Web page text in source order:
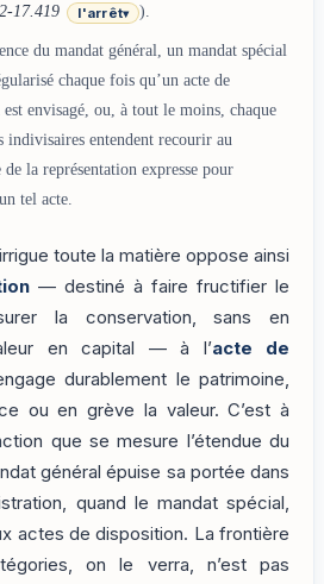
17.419
l'arrêt▾ ).
du mandat général, un mandat spécial
chaque fois qu’un acte de
envisagé, ou, à tout le moins, chaque
indivisaires entendent recourir au
de la représentation expresse pour
tel acte.
toute la matière oppose ainsi
— destiné à faire fructifier le
la conservation, sans en
en capital — à l’acte de
durablement le patrimoine,
ou en grève la valeur. C’est à
que se mesure l’étendue du
général épuise sa portée dans
quand le mandat spécial,
actes de disposition. La frontière
on le verra, n’est pas